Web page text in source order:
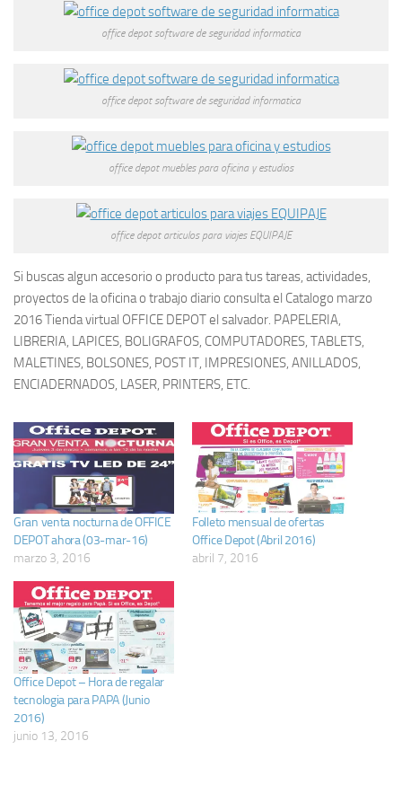
office depot software de seguridad informatica
office depot software de seguridad informatica
office depot muebles para oficina y estudios
office depot articulos para viajes EQUIPAJE
Si buscas algun accesorio o producto para tus tareas, actividades,
proyectos de la oficina o trabajo diario consulta el Catalogo marzo
2016 Tienda virtual OFFICE DEPOT el salvador. PAPELERIA,
LIBRERIA, LAPICES, BOLIGRAFOS, COMPUTADORES, TABLETS,
MALETINES, BOLSONES, POST IT, IMPRESIONES, ANILLADOS,
ENCIADERNADOS, LASER, PRINTERS, ETC.
Gran venta nocturna de OFFICE
DEPOT ahora (03-mar-16)
marzo 3, 2016
Folleto mensual de ofertas
Office Depot (Abril 2016)
abril 7, 2016
Office Depot – Hora de regalar
tecnologia para PAPA (Junio
2016)
junio 13, 2016